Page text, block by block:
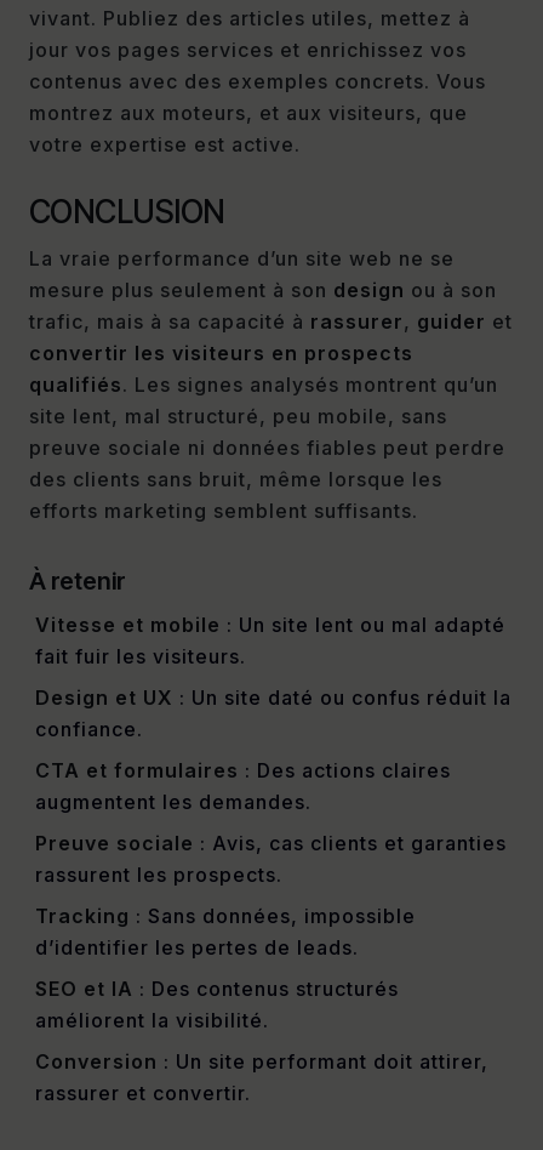
vivant. Publiez des articles utiles, mettez à
jour vos pages services et enrichissez vos
contenus avec des exemples concrets. Vous
montrez aux moteurs, et aux visiteurs, que
votre expertise est active.
CONCLUSION
La vraie performance d’un site web ne se
mesure plus seulement à son design ou à son
trafic, mais à sa capacité à rassurer, guider et
convertir les visiteurs en prospects
qualifiés. Les signes analysés montrent qu’un
site lent, mal structuré, peu mobile, sans
preuve sociale ni données fiables peut perdre
des clients sans bruit, même lorsque les
efforts marketing semblent suffisants.
À retenir
Vitesse et mobile : Un site lent ou mal adapté
fait fuir les visiteurs.
Design et UX : Un site daté ou confus réduit la
confiance.
CTA et formulaires : Des actions claires
augmentent les demandes.
Preuve sociale : Avis, cas clients et garanties
rassurent les prospects.
Tracking : Sans données, impossible
d’identifier les pertes de leads.
SEO et IA : Des contenus structurés
améliorent la visibilité.
Conversion : Un site performant doit attirer,
rassurer et convertir.